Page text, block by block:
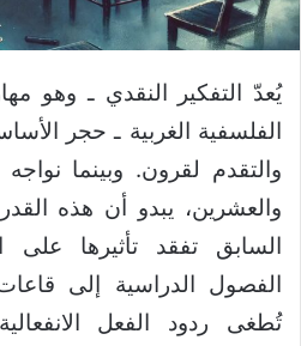
يُعدّ التفكير النقدي ـ وهو
الفلسفية الغربية ـ حجر
والتقدم لقرون. وبينما
والعشرين، يبدو أن هذه
السابق تفقد تأثيرها
الفصول الدراسية إلى
تُطغى ردود الفعل